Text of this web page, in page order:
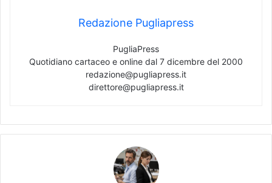
Redazione Pugliapress
PugliaPress
Quotidiano cartaceo e online dal 7 dicembre del 2000
redazione@pugliapress.it
direttore@pugliapress.it